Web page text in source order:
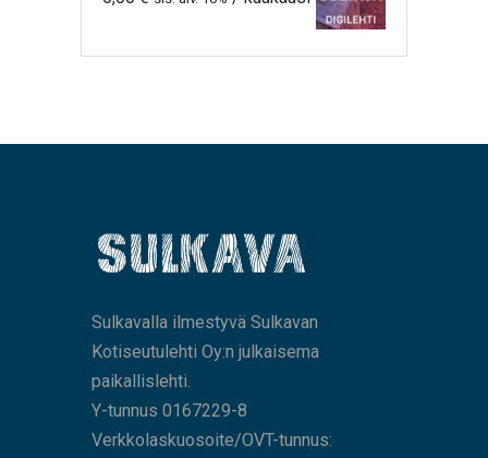
Sulkavalla ilmestyvä Sulkavan
Kotiseutulehti Oy:n julkaisema
paikallislehti.
Y-tunnus 0167229-8
Verkkolaskuosoite/OVT-tunnus: